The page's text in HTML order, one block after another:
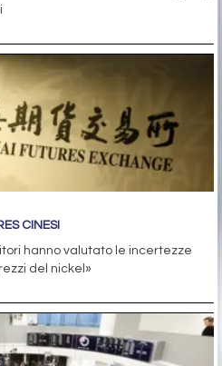
CINESI
hanno valutato le incertezze
del nickel»